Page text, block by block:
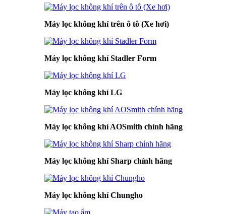
Máy lọc không khí trên ô tô (Xe hơi)
Máy lọc không khí Stadler Form
Máy lọc không khí LG
Máy lọc không khí AOSmith chính hãng
Máy lọc không khí Sharp chính hãng
Máy lọc không khí Chungho